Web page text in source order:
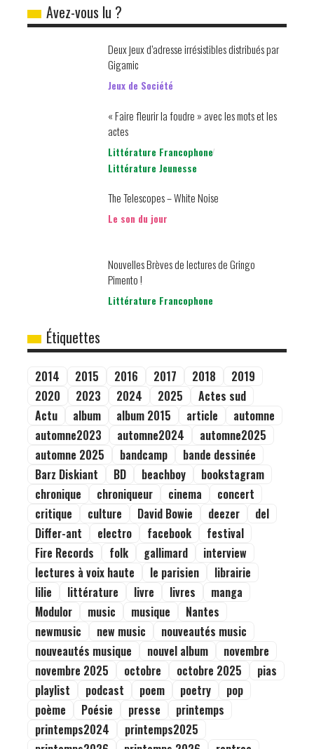
Avez-vous lu ?
Deux jeux d’adresse irrésistibles distribués par
Gigamic
Jeux de Société
« Faire fleurir la foudre » avec les mots et les
actes
Littérature Francophone
Littérature Jeunesse
The Telescopes – White Noise
Le son du jour
Nouvelles Brèves de lectures de Gringo
Pimento !
Littérature Francophone
Étiquettes
2014 2015 2016 2017 2018
2019
2020
2023 2024 2025
Actes sud
Actu
album album 2015 article
automne
automne2023
automne2024
automne2025
automne 2025
bandcamp
bande dessinée
Barz Diskiant
BD beachboy
bookstagram
chronique
chroniqueur cinema
concert
critique
culture David Bowie deezer
del
Differ-ant
electro facebook
festival
Fire Records
folk gallimard
interview
lectures à voix haute
le parisien
librairie
lilie
littérature livre livres
manga
Modulor
music musique
Nantes
newmusic
new music
nouveautés music
nouveautés musique
nouvel album
novembre
novembre 2025
octobre octobre 2025
pias
playlist
podcast poem poetry
pop
poème
Poésie presse
printemps
printemps2024
printemps2025